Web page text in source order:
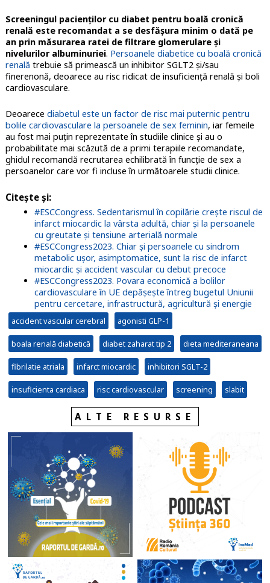
Screeningul pacienţilor cu diabet pentru boală cronică
renală este recomandat a se desfăşura minim o dată pe
an prin măsurarea ratei de filtrare glomerulare şi
nivelurilor albuminuriei. Persoanele diabetice cu boală cronică
renală trebuie să primească un inhibitor SGLT2 şi/sau
finerenonă, deoarece au risc ridicat de insuficienţă renală şi boli
cardiovasculare.
Deoarece diabetul este un factor de risc mai puternic pentru
bolile cardiovasculare la persoanele de sex feminin, iar femeile
au fost mai puţin reprezentate în studiile clinice şi au o
probabilitate mai scăzută de a primi terapiile recomandate,
ghidul recomandă recrutarea echilibrată în funcţie de sex a
persoanelor care vor fi incluse în următoarele studii clinice.
Citeşte şi:
#ESCCongress. Sedentarismul în copilărie crește riscul de
infarct miocardic la vârsta adultă, chiar și la persoanele
cu greutate și tensiune arterială normale
#ESCCongress2023. Chiar și persoanele cu sindrom
metabolic ușor, asimptomatice, sunt la risc de infarct
miocardic și accident vascular cu debut precoce
#ESCCongress2023. Povara economică a bolilor
cardiovasculare în UE depășește întreg bugetul Uniunii
pentru cercetare, infrastructură, agricultură și energie
accident vascular cerebral agonisti GLP-1
boala renală diabetică diabet zaharat tip 2 dieta mediteraneana
fibrilatie atriala infarct miocardic inhibitori SGLT-2
insuficienta cardiaca risc cardiovascular screening slabit
ALTE RESURSE